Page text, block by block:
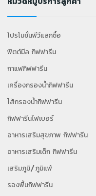
โปรโมชั่นพีวีแลกซื้อ
ฟิตต์มีล กิฟฟารีน
กาแฟกิฟฟารีน
เครื่องกรองน้ำกิฟฟารีน
ไส้กรองน้ำกิฟฟารีน
กิฟฟารีนไฟเบอร์
อาหารเสริมสุขภาพ กิฟฟารีน
อาหารเสริมเด็ก กิฟฟารีน
เสริมภูมิ/ภูมิแพ้
รองพื้นกิฟฟารีน